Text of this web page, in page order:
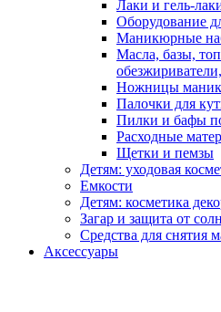
Лаки и гель-
Оборудование
Маникюрные
Масла, базы,
Ножницы
Палочки для
Пилки и бафы
Расходные
Щетки и пемзы
Детям: уходовая
Емкости
Детям: косметика
Загар и защита от
Средства для снятия
Аксессуары